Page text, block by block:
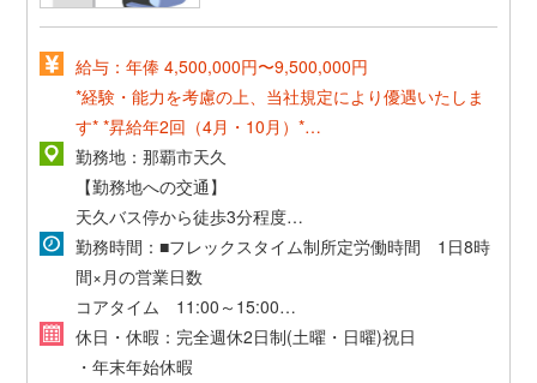
給与：年俸 4,500,000円〜9,500,000円
*経験・能力を考慮の上、当社規定により優遇いたしま
す* *昇給年2回（4月・10月）*
*通勤交通費支給*
勤務地：那覇市天久
【勤務地への交通】
天久バス停から徒歩3分程度
・通勤交通費支給
*駐車場あり（台数に限りがあるため、止められない場
合はコインパーキング代を月末に経費精算していただき
ます)*
勤務時間：■フレックスタイム制所定労働時間 1日8時
間×月の営業日数
コアタイム 11:00～15:00
休憩時間 11時から15時の内1時間※時間外労働あり
休日・休暇：完全週休2日制(土曜・日曜)祝日
・年末年始休暇